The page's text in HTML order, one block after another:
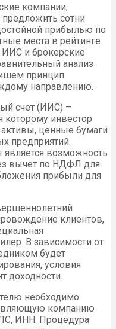
компании,
сотни
прибылью по
места в рейтинге
и брокерские
анализ
принцип
направлению.
счет (ИИС) –
которому инвестор
ценные бумаги
предприятий.
возможность
вычет по НДФЛ для
прибыли для
клиентов,
В зависимости от
будет
условия
доходности.
необходимо
компанию
ИНН. Процедура